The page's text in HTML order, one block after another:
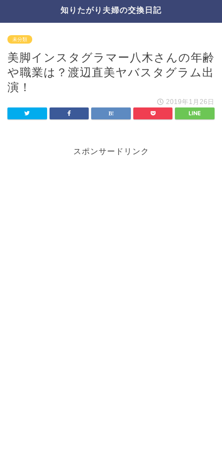
知りたがり夫婦の交換日記
未分類
美脚インスタグラマー八木さんの年齢
や職業は？渡辺直美ヤバスタグラム出
演！
2019年1月26日
スポンサードリンク